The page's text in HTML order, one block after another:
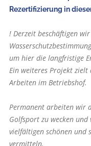
Rezertifizierung in
! Derzeit beschäftigen
um hier die langfristige
Ein weiteres Projekt zielt
Arbeiten im Betriebshof.
Permanent arbeiten wir
Golfsport zu wecken
vielfältigen schönen und
vermitteln.